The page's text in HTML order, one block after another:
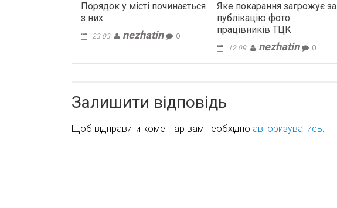
Порядок у місті починається
з них
23.03. nezhatin 0
Яке покарання загрожує за
публікацію фото
працівників ТЦК
12.09. nezhatin 0
Залишити відповідь
Щоб відправити коментар вам необхідно авторизуватись.